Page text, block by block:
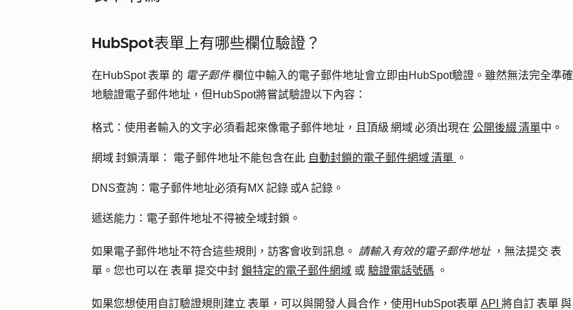
HubSpot表單上有哪些欄位驗證？
在HubSpot 表單 的 電子郵件欄位中輸入的電子郵件地址會立即由HubSpot驗證。雖然無法完全準確
地驗證電子郵件地址，但HubSpot將嘗試驗證以下內容：
格式： 使用者輸入的文字必須看起來像電子郵件地址，且頂級 網域 必須出現在 公開後綴 清單中。
網域 封鎖清單： 電子郵件地址不能包含在此 自動封鎖的電子郵件網域 清單 。
DNS查詢 ： 電子郵件地址必須有MX 記錄 或A 記錄。
遞送能力： 電子郵件地址不得被全域封鎖。
如果電子郵件地址不符合這些規則，訪客會收到訊息。 請輸入有效的電子郵件地址，無法提交 表
單。您也可以在 表單 提交中封 鎖特定的電子郵件網域 或 驗證電話號碼 。
如果您想使用自訂驗證規則建立 表單，可以與開發人員合作，使用HubSpot表單 API 將自訂 表單 與